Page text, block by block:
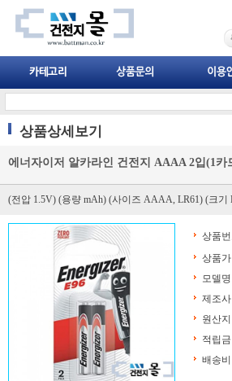
상품상세보기
에너자이저 알카라인 건전지 AAAA 2입(1카
(전압 1.5V) (용량 mAh) (사이즈 AAAA, LR61) (크기
상품
상품가
모델명
제조사
원산지
적립금
배송비